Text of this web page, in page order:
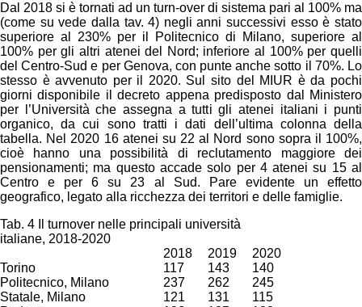
Dal 2018 si è tornati ad un turn-over di sistema pari al 100% ma
(come su vede dalla tav. 4) negli anni successivi esso è stato
superiore al 230% per il Politecnico di Milano, superiore al
100% per gli altri atenei del Nord; inferiore al 100% per quelli
del Centro-Sud e per Genova, con punte anche sotto il 70%. Lo
stesso è avvenuto per il 2020. Sul sito del MIUR è da pochi
giorni disponibile il decreto appena predisposto dal Ministero
per l’Università che assegna a tutti gli atenei italiani i punti
organico, da cui sono tratti i dati dell’ultima colonna della
tabella. Nel 2020 16 atenei su 22 al Nord sono sopra il 100%,
cioè hanno una possibilità di reclutamento maggiore dei
pensionamenti; ma questo accade solo per 4 atenei su 15 al
Centro e per 6 su 23 al Sud. Pare evidente un effetto
geografico, legato alla ricchezza dei territori e delle famiglie.
Tab. 4 Il turnover nelle principali università
italiane, 2018-2020
2018
2019
2020
Torino
117 143
140
Politecnico, Milano
237 262
245
Statale, Milano
121 131
115